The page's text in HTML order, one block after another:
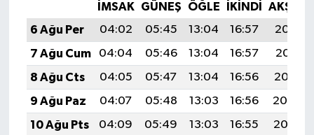
İMSAK GÜNEŞ ÖĞLE İKINDI
AKŞAM
6 Ağu Per
04:02 05:45 13:04 16:57
20:12
7 Ağu Cum
04:04 05:46 13:04 16:57
20:11
8 Ağu Cts
04:05 05:47 13:04 16:56
20:10
9 Ağu Paz
04:07 05:48 13:03 16:56
20:09
10 Ağu Pts
04:09 05:49 13:03 16:55 20:07